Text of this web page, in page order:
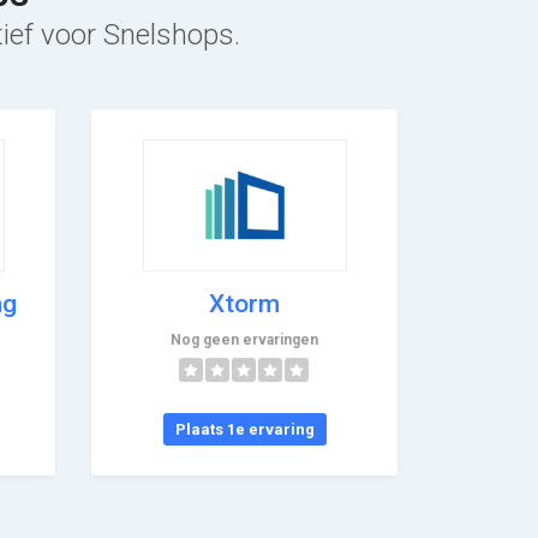
voor Snelshops.
Xtorm
Nog geen ervaringen
Plaats 1e ervaring